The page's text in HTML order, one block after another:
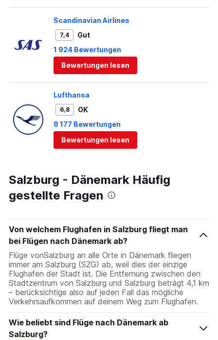
Scandinavian Airlines
7,4
Gut
1 924 Bewertungen
Bewertungen lesen
Lufthansa
6,8
OK
8 177 Bewertungen
Bewertungen lesen
Salzburg - Dänemark Häufig
gestellte Fragen
Von welchem Flughafen in Salzburg fliegt man
bei Flügen nach Dänemark ab?
Flüge vonSalzburg an alle Orte in Dänemark fliegen
immer am Salzburg (SZG) ab, weil dies der einzige
Flughafen der Stadt ist. Die Entfernung zwischen den
Stadtzentrum von Salzburg und Salzburg beträgt 4,1 km
– berücksichtige also auf jeden Fall das mögliche
Verkehrsaufkommen auf deinem Weg zum Flughafen.
Wie beliebt sind Flüge nach Dänemark ab
Salzburg?